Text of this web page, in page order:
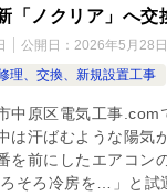
「ノクリア」へ交
公開日： 2026年5月28日
理、交換、新規設置工事
中原区電気工事.com
は汗ばむような陽気
を前にしたエアコン
そろ冷房を…」と試